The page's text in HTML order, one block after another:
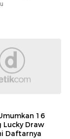
16
Lucky Draw
Daftarnya